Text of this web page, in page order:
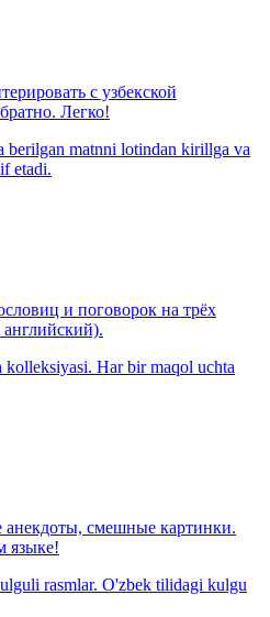
с узбекской
Легко!
matnni lotindan kirillga va
etadi.
и поговорок на трёх
английский).
Har bir maqol uchta
анекдоты, смешные картинки.
языке!
rasmlar. O'zbek tilidagi kulgu